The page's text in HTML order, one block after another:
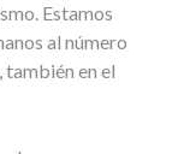
Estamos
al número
en el